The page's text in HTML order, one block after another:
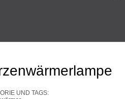
UND TAGS: